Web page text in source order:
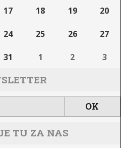
17 18 19 20
24 25 26 27
31 1 2 3
TU ZA NAS